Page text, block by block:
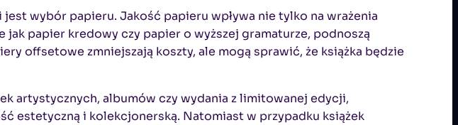
wybór papieru. Jakość papieru wpływa nie tylko na wrażenia
papier kredowy czy papier o wyższej gramaturze, podnoszą
offsetowe zmniejszają koszty, ale mogą sprawić, że książka będzie
artystycznych, albumów czy wydania z limitowanej edycji,
estetyczną i kolekcjonerską. Natomiast w przypadku książek